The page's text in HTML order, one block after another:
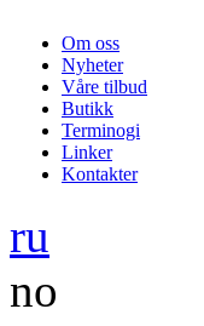
Om oss
Nyheter
Våre tilbud
Butikk
Terminogi
Linker
Kontakter
ru
no